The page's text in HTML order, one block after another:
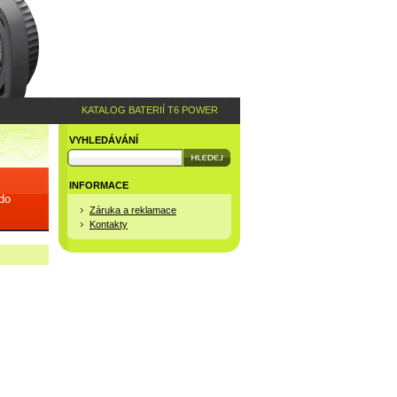
VYHLEDÁVÁNÍ
INFORMACE
Záruka a reklamace
Kontakty
KATALOG BATERIÍ T6 POWER